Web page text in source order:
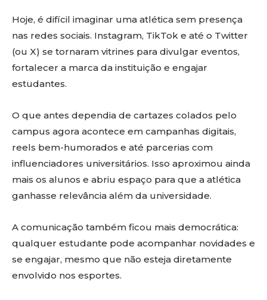
Hoje, é difícil imaginar uma atlética sem presença
nas redes sociais. Instagram, TikTok e até o Twitter
(ou X) se tornaram vitrines para divulgar eventos,
fortalecer a marca da instituição e engajar
estudantes.
O que antes dependia de cartazes colados pelo
campus agora acontece em campanhas digitais,
reels bem-humorados e até parcerias com
influenciadores universitários. Isso aproximou ainda
mais os alunos e abriu espaço para que a atlética
ganhasse relevância além da universidade.
A comunicação também ficou mais democrática:
qualquer estudante pode acompanhar novidades e
se engajar, mesmo que não esteja diretamente
envolvido nos esportes.